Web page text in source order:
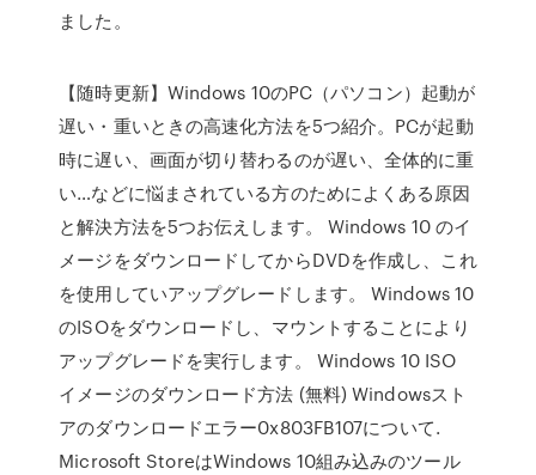
ました。
【随時更新】Windows 10のPC（パソコン）起動が
遅い・重いときの高速化方法を5つ紹介。PCが起動
時に遅い、画面が切り替わるのが遅い、全体的に重
い…などに悩まされている方のためによくある原因
と解決方法を5つお伝えします。 Windows 10 のイ
メージをダウンロードしてからDVDを作成し、これ
を使用していアップグレードします。 Windows 10
のISOをダウンロードし、マウントすることにより
アップグレードを実行します。 Windows 10 ISO
イメージのダウンロード方法 (無料) Windowsスト
アのダウンロードエラー0x803FB107について.
Microsoft StoreはWindows 10組み込みのツール